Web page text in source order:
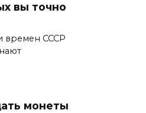
вы точно
времен СССР
монеты